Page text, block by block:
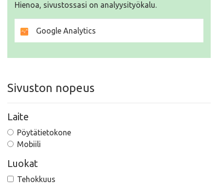
Hienoa, sivustossasi on analyysityökalu.
Google Analytics
Sivuston nopeus
Laite
Pöytätietokone
Mobiili
Luokat
Tehokkuus